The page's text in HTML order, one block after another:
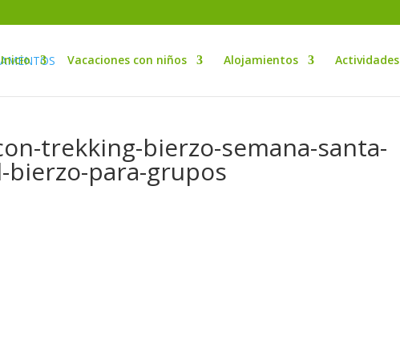
Inicio Vacaciones con niños Alojamientos Actividades
trekking-bierzo-semana-santa-
bierzo-para-grupos